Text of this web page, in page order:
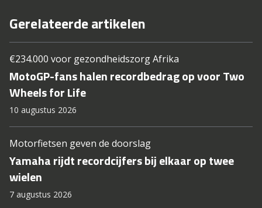
Gerelateerde artikelen
€234.000 voor gezondheidszorg Afrika
MotoGP-fans halen recordbedrag op voor Two
Wheels for Life
10 augustus 2026
Motorfietsen geven de doorslag
Yamaha rijdt recordcijfers bij elkaar op twee
wielen
7 augustus 2026